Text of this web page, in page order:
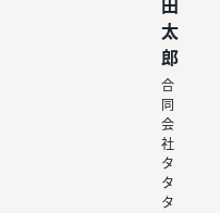
田
太
郎
合
同
会
社
タ
タ
タ